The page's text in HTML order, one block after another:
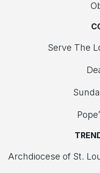
Serve The
Archdiocese of St.